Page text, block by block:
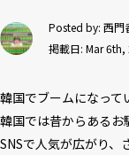
Posted by: 西門
掲載日: Mar 6th,
韓国でブームになって
韓国では昔からある
SNSで人気が広がり、